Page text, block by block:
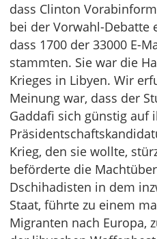
dass Clinton
bei der Vorwahl-Debatte
dass 1700 der 33000 E-
stammten. Sie war die
Krieges in Libyen. Wir
Meinung war, dass der
Gaddafi sich günstig auf
Krieg, den sie wollte,
beförderte die
Dschihadisten in dem
Staat, führte zu einem
Migranten nach Europa,